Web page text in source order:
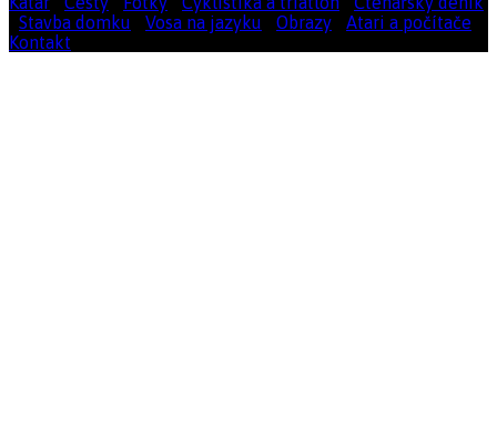
Stavba domku Vosa na jazyku Obrazy Atari a počítače
Kontakt